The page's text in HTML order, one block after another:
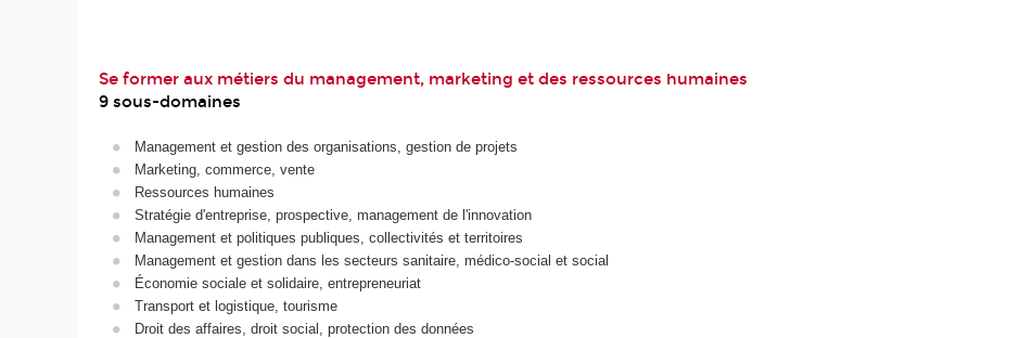
Se former aux métiers du management, marketing et des ressources humaines
9 sous-domaines
Management et gestion des organisations, gestion de projets
Marketing, commerce, vente
Ressources humaines
Stratégie d'entreprise, prospective, management de l'innovation
Management et politiques publiques, collectivités et territoires
Management et gestion dans les secteurs sanitaire, médico-social et social
Économie sociale et solidaire, entrepreneuriat
Transport et logistique, tourisme
Droit des affaires, droit social, protection des données